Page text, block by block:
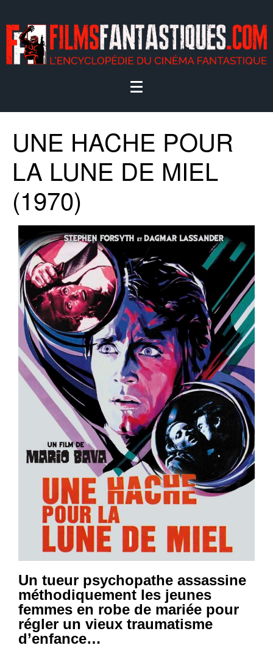
UNE HACHE POUR
LA LUNE DE MIEL
(1970)
Un tueur psychopathe assassine
méthodiquement les jeunes
femmes en robe de mariée pour
régler un vieux traumatisme
d’enfance…